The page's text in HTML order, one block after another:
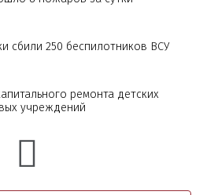
сбили 250 беспилотников ВСУ
ремонта детских
учреждений